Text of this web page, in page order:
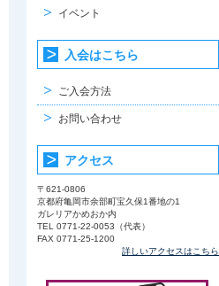
イベント
入会はこちら
ご入会方法
お問い合わせ
アクセス
〒621-0806
京都府亀岡市余部町宝久保1番地の1
ガレリアかめおか内
TEL 0771-22-0053（代表）
FAX 0771-25-1200
詳しいアクセスはこちら